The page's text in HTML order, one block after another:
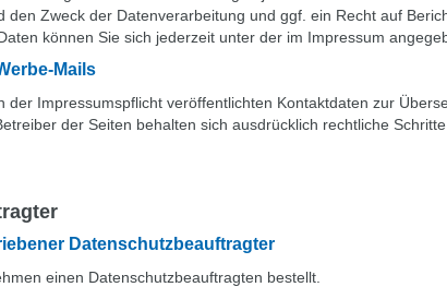
den Zweck der Datenverarbeitung und ggf. ein Recht auf
können Sie sich jederzeit unter der im Impressum
Mails
der Impressumspflicht veröffentlichten Kontaktdaten zur
der Seiten behalten sich ausdrücklich rechtliche
Datenschutzbeauftragter
einen Datenschutzbeauftragten bestellt.